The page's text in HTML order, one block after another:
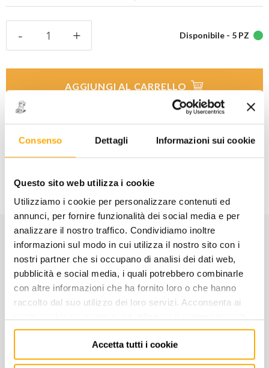
Consenso Dettagli Informazioni sui cookie
Questo sito web utilizza i cookie
Utilizziamo i cookie per personalizzare contenuti ed
annunci, per fornire funzionalità dei social media e per
analizzare il nostro traffico. Condividiamo inoltre
informazioni sul modo in cui utilizza il nostro sito con i
nostri partner che si occupano di analisi dei dati web,
pubblicità e social media, i quali potrebbero combinarle
con altre informazioni che ha fornito loro o che hanno
raccolto dal suo utilizzo dei loro servizi. Acconsenta ai
Accetta tutti i cookie
Disponibile - 5 PZ
AGGIUNGI AL CARRELLO
Condividi
CARATTERISTICHE
Codice:004250010
in acciaio HSS.